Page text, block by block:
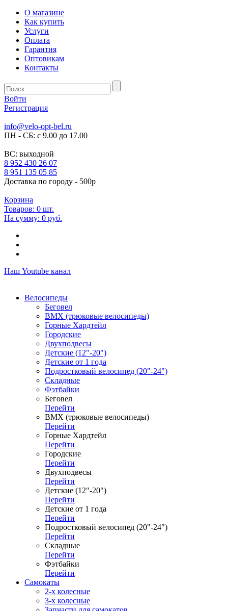
О магазине
Как купить
Услуги
Оплата
Гарантия
Оптовикам
Контакты
Войти
Регистрация
info@velo-opt-bel.ru
ПН - СБ: с 9.00 до 17.00
ВС: выходной
8 952 430 26 07
8 951 135 05 85
Доставка по городу - 500р
Корзина
Товаров: 0 шт.
На сумму: 0 руб.
Наш Youtube канал
Велосипеды
Беговел
ВМХ (трюковые велосипеды)
Горные Хардтейл
Городские
Двухподвесы
Детские (12"-20")
Детские от 1 года
Подростковый велосипед (20"-24")
Складные
Фэтбайки
Беговел
Перейти
ВМХ (трюковые велосипеды)
Перейти
Горные Хардтейл
Перейти
Городские
Перейти
Двухподвесы
Перейти
Детские (12"-20")
Перейти
Детские от 1 года
Перейти
Подростковый велосипед (20"-24")
Перейти
Складные
Перейти
Фэтбайки
Перейти
Самокаты
2-х колесные
3-х колесные